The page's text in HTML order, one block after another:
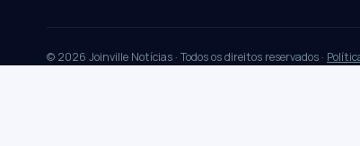
© 2026 Joinville Notícias · Todos os direitos reservados ·